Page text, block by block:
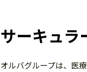
サーキュラ
オルバグループは、医